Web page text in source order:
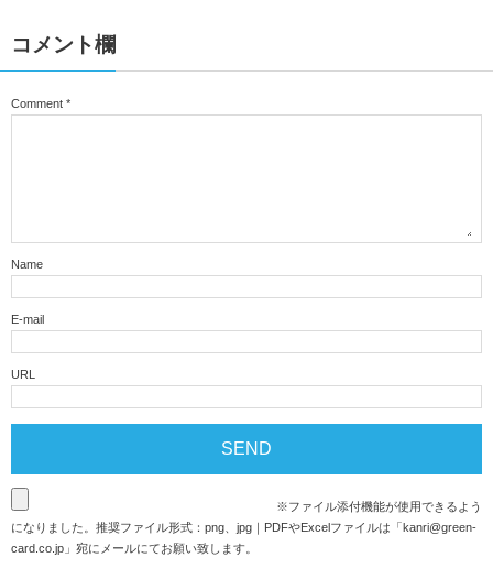
コメント欄
Comment *
Name
E-mail
URL
※ファイル添付機能が使用できるよう
になりました。推奨ファイル形式：png、jpg｜PDFやExcelファイルは「kanri@green-
card.co.jp 」宛にメールにてお願い致します。